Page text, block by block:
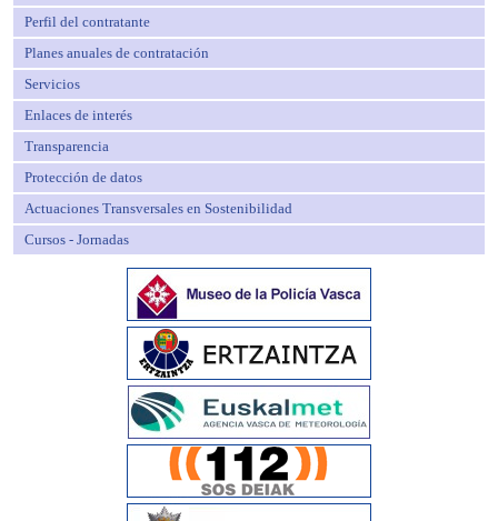
Perfil del contratante
Planes anuales de contratación
Servicios
Enlaces de interés
Transparencia
Protección de datos
Actuaciones Transversales en Sostenibilidad
Cursos - Jornadas